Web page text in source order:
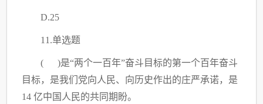
D.25
11.单选题
( )是“两个一百年”奋斗目标的第一个百年奋斗
目标，是我们党向人民、向历史作出的庄严承诺，是
14 亿中国人民的共同期盼。